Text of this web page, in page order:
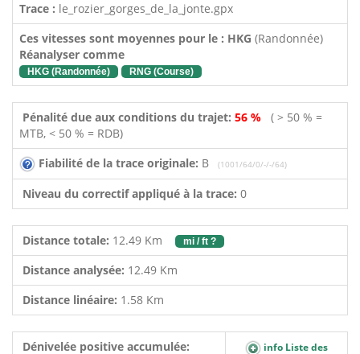
Trace : le_rozier_gorges_de_la_jonte.gpx
Ces vitesses sont moyennes pour le : HKG (Randonnée)
Réanalyser comme
HKG (Randonnée) RNG (Course)
Pénalité due aux conditions du trajet: 56 % ( > 50 % =
MTB, < 50 % = RDB)
Fiabilité de la trace originale: B (1001/64/0/-/-/64)
Niveau du correctif appliqué à la trace: 0
Distance totale: 12.49 Km mi / ft ?
Distance analysée: 12.49 Km
Distance linéaire: 1.58 Km
Dénivelée positive accumulée:
info Liste des